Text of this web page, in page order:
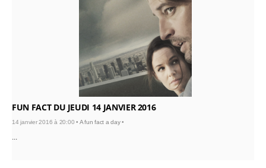
FUN FACT DU JEUDI 14 JANVIER 2016
14 janvier 2016 à 20:00 • A fun fact a day•